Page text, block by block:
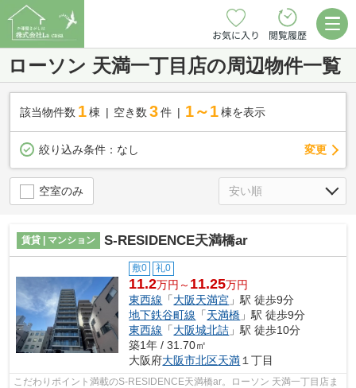
お気に入り 閲覧履歴
ローソン 天満一丁目店の周辺物件一覧
該当物件数 1棟 空き数 3 件 1～1 棟を表示
絞り込み条件： なし 変更
空室のみ
賃貸 | マンション S-RESIDENCE天満橋ar
敷0 礼0
11.2万円～ 11.25万円
東西線 「大阪天満宮 」駅 徒歩9分
地下鉄谷町線 「天満橋 」駅 徒歩9分
東西線 「大阪城北詰 」駅 徒歩10分
築1年 / 31.70㎡
大阪府大阪市北区天満 １丁目
こだわりポイント満載のS-RESIDENCE天満橋ar。ローソン 天満一丁目店ま